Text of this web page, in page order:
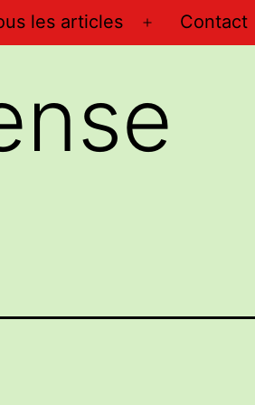
les articles
Ouvrir
Contact